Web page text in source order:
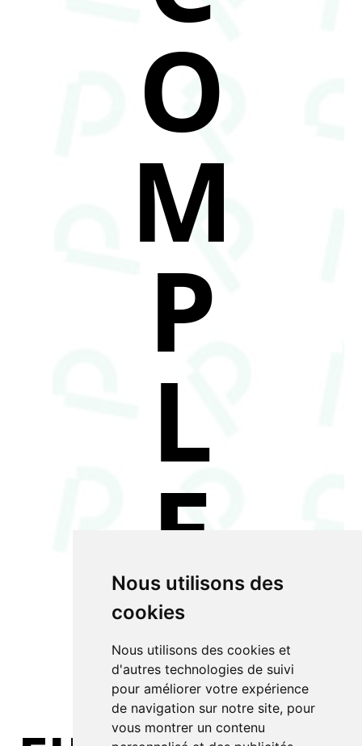
Nous utilisons des
cookies
Nous utilisons des cookies et
d'autres technologies de suivi
pour améliorer votre expérience
de navigation sur notre site, pour
vous montrer un contenu
O
M
P
L
E
T